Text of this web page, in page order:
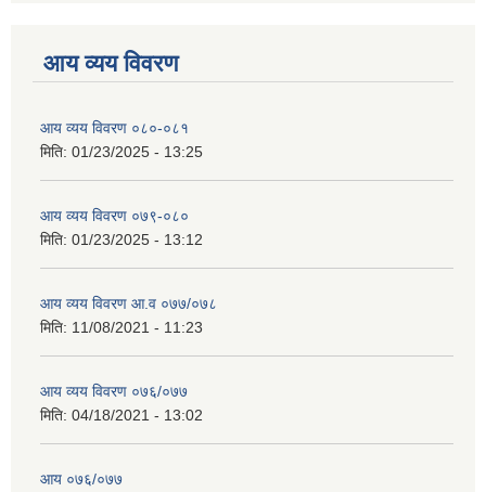
आय व्यय विवरण
आय व्यय विवरण ०८०-०८१
मिति: 01/23/2025 - 13:25
आय व्यय विवरण ०७९-०८०
मिति: 01/23/2025 - 13:12
आय व्यय विवरण आ.व ०७७/०७८
मिति: 11/08/2021 - 11:23
आय व्यय विवरण ०७६/०७७
मिति: 04/18/2021 - 13:02
आय ०७६/०७७